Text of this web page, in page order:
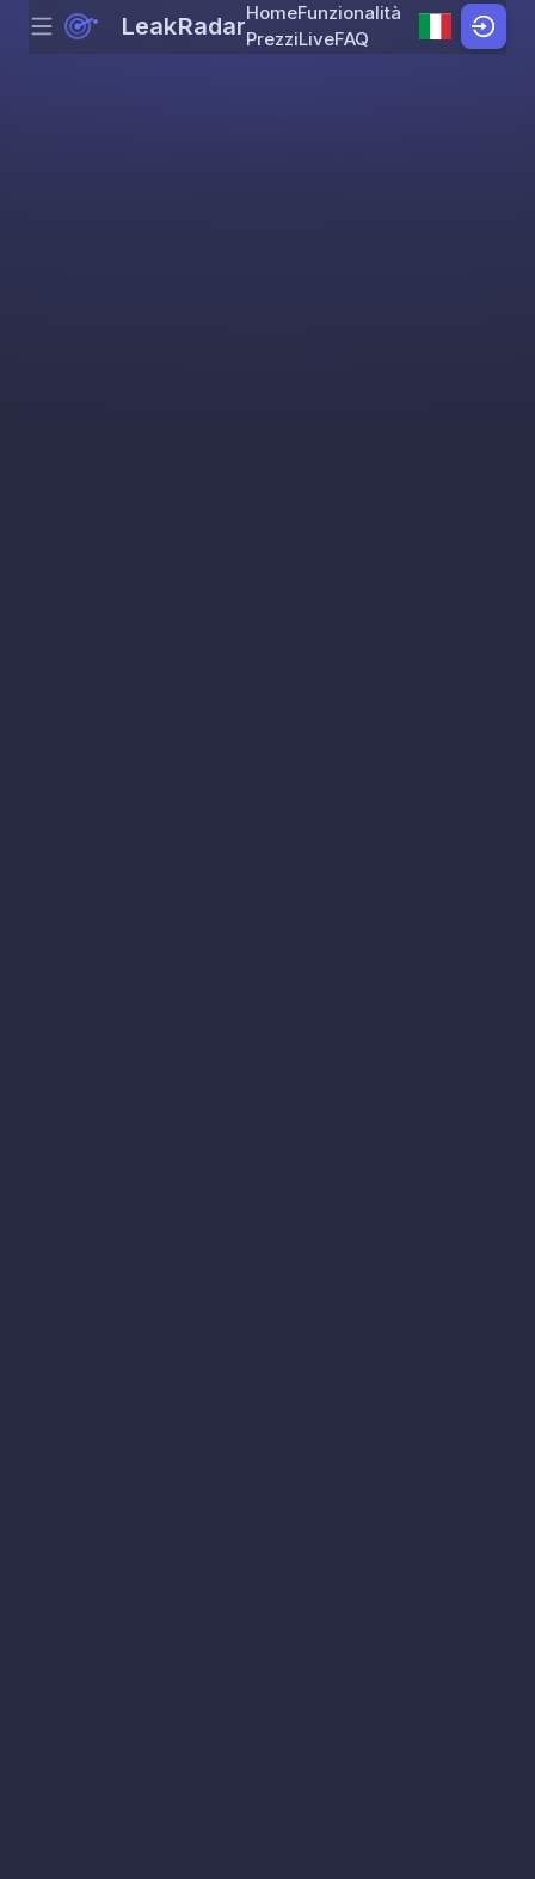
Skip to content
Menu LeakRadarHomeFunzionalità
PrezziLiveFAQ